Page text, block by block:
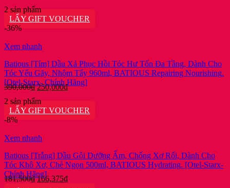
là:
250,000₫.là:
2 sản phẩm
LẤY GIFT VOUCHER
-36%
Xem nhanh
Batious [Tím] Dầu Xả Phục Hồi Tóc Hư Tổn Đa Tầng, Dành Cho
Tóc Yếu Gãy, Nhộm Tẩy 960ml, BATIOUS Repairing Nourishing.
[Otel-Starx- Chính Hãng]
390,000₫Giá
là:
390,000₫.
250,000₫Giá
là:
2 sản phẩm
LẤY GIFT VOUCHER
-8%
Xem nhanh
Batious [Trắng] Dầu Gội Dưỡng Ẩm, Chống Xơ Rối, Dành Cho
Tóc Khô Xơ, Chẻ Ngọn 500ml, BATIOUS Hydrating. [Otel-Starx-
Chính Hãng]
181,500₫Giá
166,375₫Giá